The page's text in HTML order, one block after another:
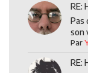
RE:
Pas
son
Par
RE: